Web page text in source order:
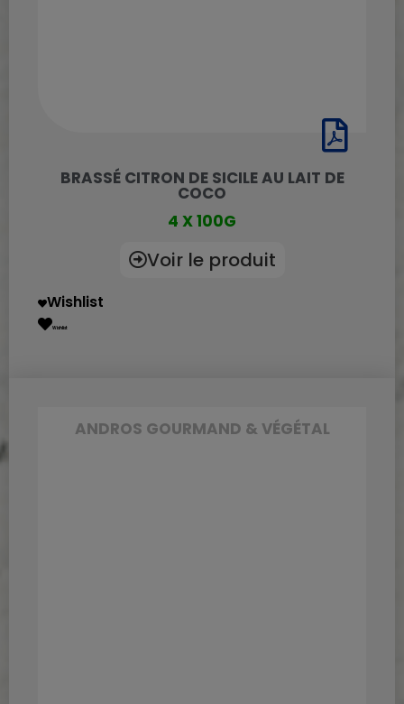
BRASSÉ CITRON DE SICILE AU LAIT DE
COCO
4 X 100G
Voir le produit
Wishlist
Wishlist
ANDROS GOURMAND & VÉGÉTAL